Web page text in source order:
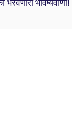
भरवणारी भविष्यवाणी!